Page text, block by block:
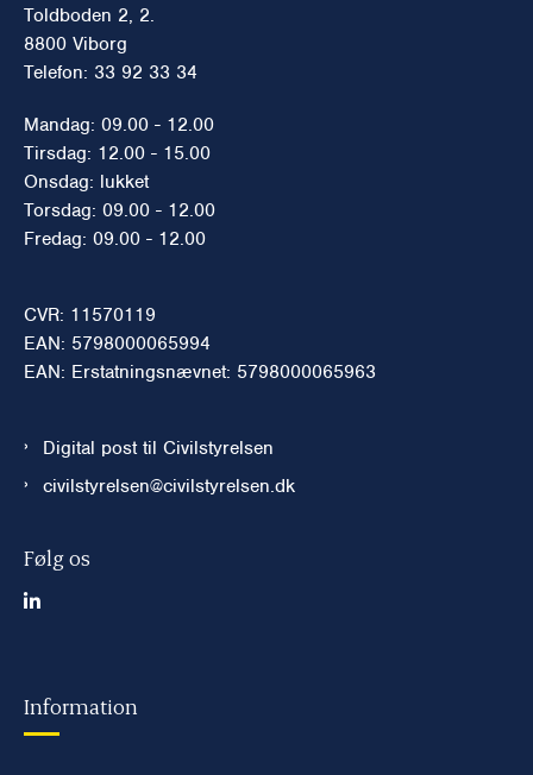
Toldboden 2, 2.
8800 Viborg
Telefon: 33 92 33 34
Mandag: 09.00 - 12.00
Tirsdag: 12.00 - 15.00
Onsdag: lukket
Torsdag: 09.00 - 12.00
Fredag: 09.00 - 12.00
CVR: 11570119
EAN: 5798000065994
EAN: Erstatningsnævnet: 5798000065963
Digital post til Civilstyrelsen
civilstyrelsen@civilstyrelsen.dk
Følg os
Information